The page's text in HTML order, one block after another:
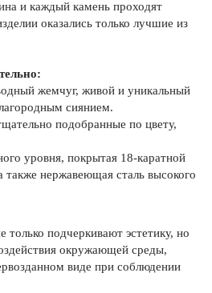
и каждый камень проходят
оказались только лучшие из
жемчуг, живой и уникальный
сиянием.
подобранные по цвету,
уровня, покрытая 18-каратной
также нержавеющая сталь высокого
только подчеркивают эстетику, но
окружающей среды,
виде при соблюдении